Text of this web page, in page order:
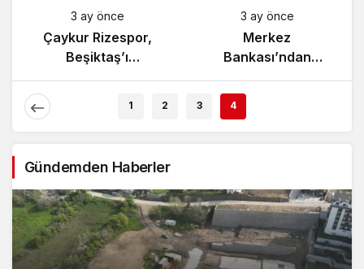
3 ay önce
Yunanistan’da
Zeybek Tartışması
Alevlendi!
3 ay önce
Çaykur Rizespor,
Beşiktaş’ı
Ağırlıyor!
1 2 3 4
Gündemden Haberler